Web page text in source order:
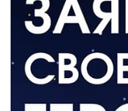
06.08.2026
ВЛАСТЬ
Новый учебный
отопительному
06.08.2026